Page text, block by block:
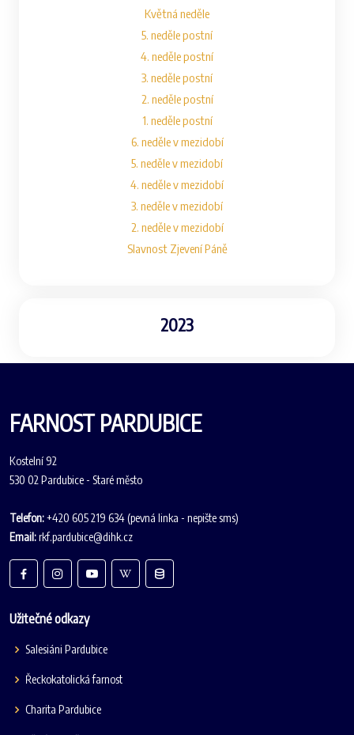
Květná neděle
5. neděle postní
4. neděle postní
3. neděle postní
2. neděle postní
1. neděle postní
6. neděle v mezidobí
5. neděle v mezidobí
4. neděle v mezidobí
3. neděle v mezidobí
2. neděle v mezidobí
Slavnost Zjevení Páně
2023
FARNOST PARDUBICE
Kostelní 92
530 02 Pardubice - Staré město
Telefon:+420 605 219 634 (pevná linka - nepište sms)
Email:rkf.pardubice@dihk.cz
Užitečné odkazy
Salesiáni Pardubice
Řeckokatolická farnost
Charita Pardubice